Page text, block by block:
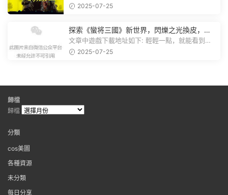
有個圖片，點一下就能加入我們的...
2025-07-25
探索《蠻将三國》新世界，閃爍之光換皮，共
赴手遊盛宴！
文章中遊戲下載地址如下: 輕輕一點，就能看到原
文。 滑動一下屏幕，就能看到...
2025-07-25
歸檔
歸檔
分類
cos美圖
各種資源
未分類
每日分享